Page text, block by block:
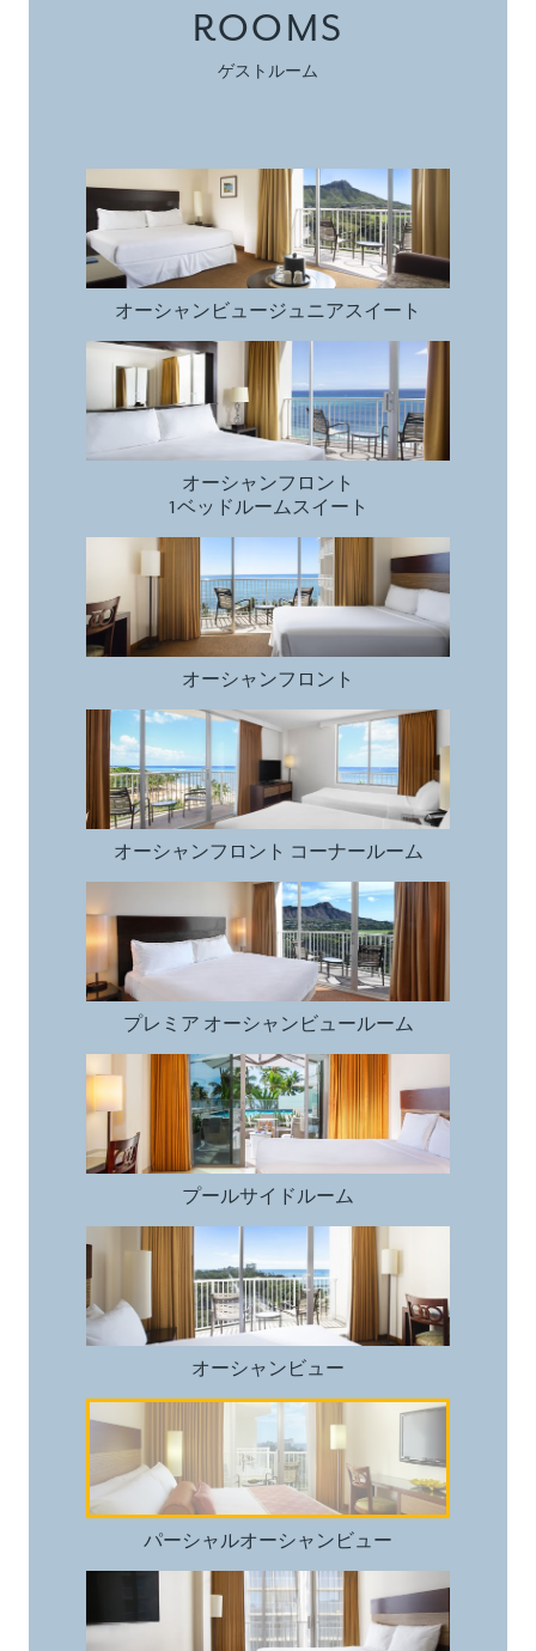
ROOMS
ゲストルーム
オーシャンビュー ジュニアスイート
オーシャンビュージュニアスイート
オーシャンフロント 1ベッドルームスイート
オーシャンフロント
1ベッドルームスイート
オーシャンフロント
オーシャンフロント
オーシャンフロント コーナールーム
オーシャンフロント コーナールーム
プレミア オーシャンビュールーム
プレミア オーシャンビュールーム
プールサイドルーム
プールサイドルーム
オーシャンビュー
オーシャンビュー
パーシャルオーシャンビュー
パーシャルオーシャンビュー